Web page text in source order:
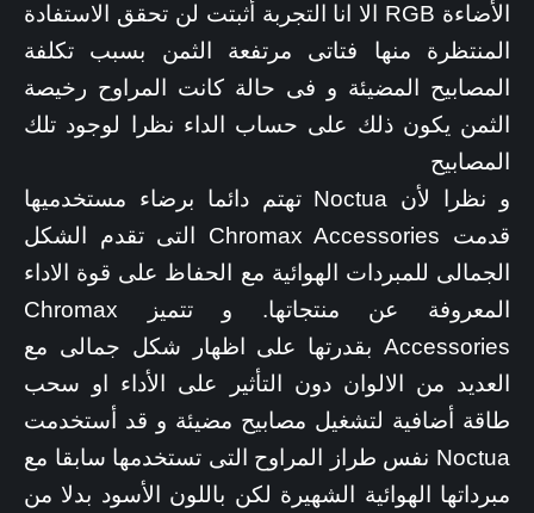
الأضاءة RGB الا انا التجربة أثبتت لن تحقق الاستفادة
المنتظرة منها فتاتى مرتفعة الثمن بسبب تكلفة
المصابيح المضيئة و فى حالة كانت المراوح رخيصة
الثمن يكون ذلك على حساب الداء نظرا لوجود تلك
المصابيح
و نظرا لأن Noctua تهتم دائما برضاء مستخدميها
قدمت Chromax Accessories التى تقدم الشكل
الجمالى للمبردات الهوائية مع الحفاظ على قوة الاداء
المعروفة عن منتجاتها. و تتميز Chromax
Accessories بقدرتها على اظهار شكل جمالى مع
العديد من الالوان دون التأثير على الأداء او سحب
طاقة أضافية لتشغيل مصابيح مضيئة و قد أستخدمت
Noctua نفس طراز المراوح التى تستخدمها سابقا مع
مبرداتها الهوائية الشهيرة لكن باللون الأسود بدلا من